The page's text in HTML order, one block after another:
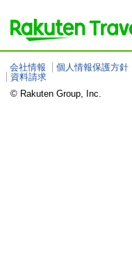
会社情報 個人情報保護方針
資料請求
© Rakuten Group, Inc.